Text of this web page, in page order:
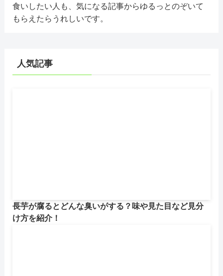
食いしたい人も、気になる記事からゆるっとのぞいて
もらえたらうれしいです。
人気記事
長芋が腐るとどんな臭いがする？味や見た目など見分
け方を紹介！